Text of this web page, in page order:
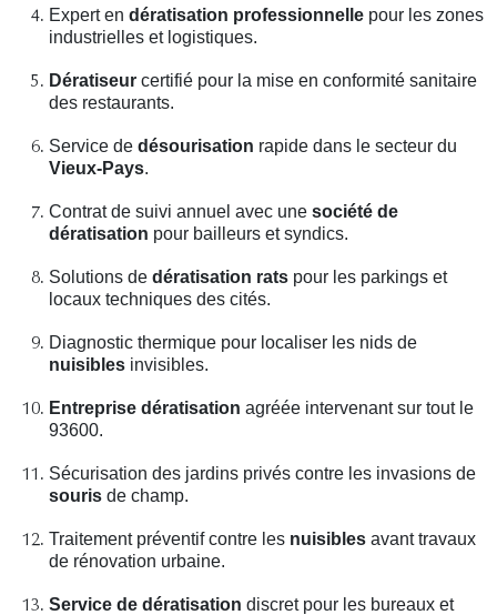
Expert en dératisation professionnelle pour les zones
industrielles et logistiques.
Dératiseur certifié pour la mise en conformité sanitaire
des restaurants.
Service de désourisation rapide dans le secteur du
Vieux-Pays.
Contrat de suivi annuel avec une société de
dératisation pour bailleurs et syndics.
Solutions de dératisation rats pour les parkings et
locaux techniques des cités.
Diagnostic thermique pour localiser les nids de
nuisibles invisibles.
Entreprise dératisation agréée intervenant sur tout le
93600.
Sécurisation des jardins privés contre les invasions de
souris de champ.
Traitement préventif contre les nuisibles avant travaux
de rénovation urbaine.
Service de dératisation discret pour les bureaux et